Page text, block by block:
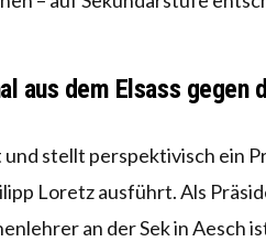
aus dem Elsass gegen
stellt perspektivisch ein
Loretz ausführt. Als
an der Sek in Aesch